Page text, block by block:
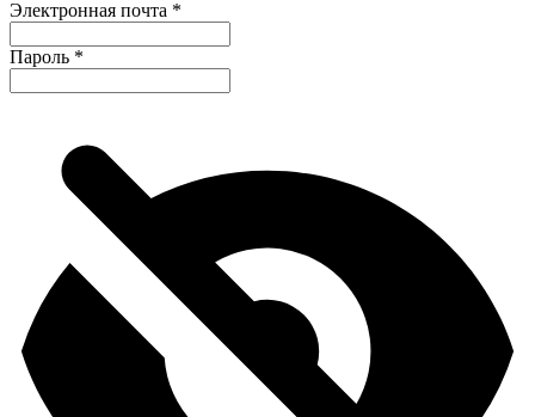
Электронная почта *
Пароль *